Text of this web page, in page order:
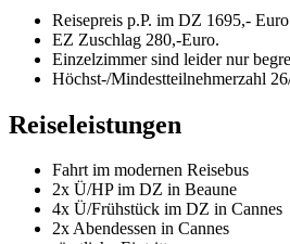
Reisepreis p.P. im DZ 1695,-
EZ Zuschlag 280,-Euro.
Einzelzimmer sind leider nur
Höchst-/Mindestteilnehmerzahl
Reiseleistungen
Fahrt im modernen Reisebus
2x Ü/HP im DZ in Beaune
4x Ü/Frühstück im DZ in Cannes
2x Abendessen in Cannes